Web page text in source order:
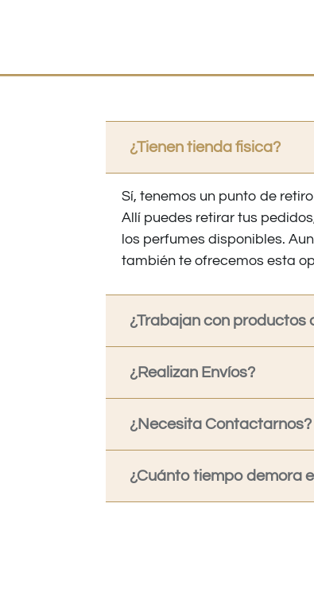
¿Tienen tienda fisica?
Sí, tenemos un punto de
Allí puedes retirar tus
los perfumes disponibles.
también te ofrecemos esta
¿Trabajan con productos
¿Realizan Envíos?
¿Necesita Contactarnos?
¿Cuánto tiempo demora